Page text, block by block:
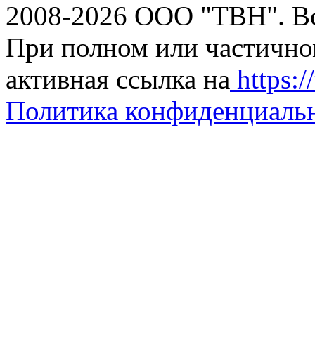
2008-2026 ООО "ТВН".
При полном или
активная ссылка на
Политика